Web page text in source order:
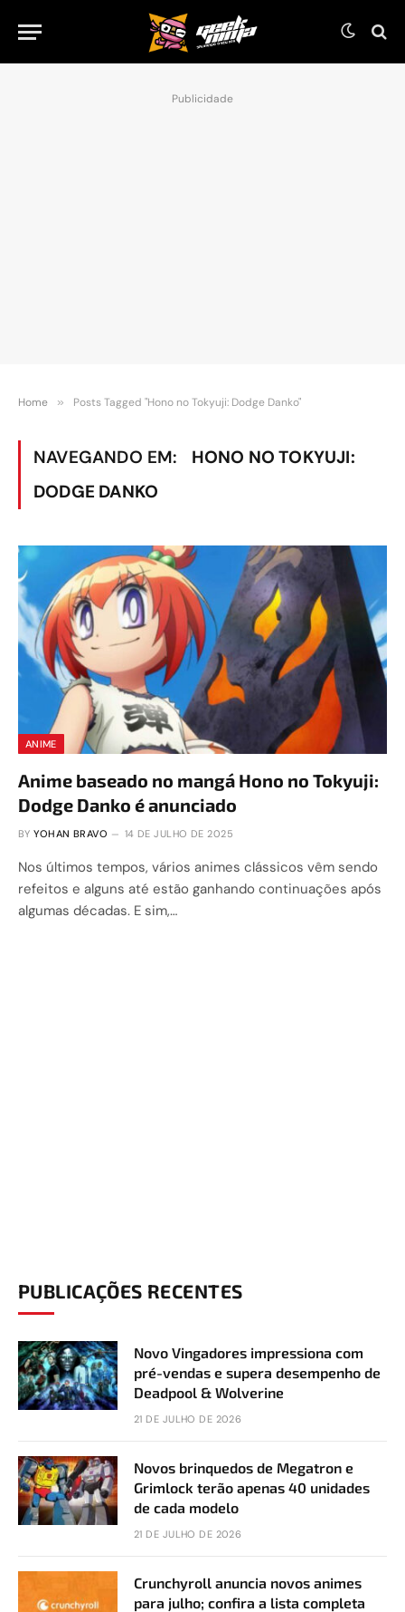
Publicidade
Home » Posts Tagged "Hono no Tokyuji: Dodge Danko"
NAVEGANDO EM:
HONO NO TOKYUJI:
DODGE DANKO
ANIME
Anime baseado no mangá Hono no Tokyuji:
Dodge Danko é anunciado
BY YOHAN BRAVO 14 DE JULHO DE 2025
Nos últimos tempos, vários animes clássicos vêm sendo
refeitos e alguns até estão ganhando continuações após
algumas décadas. E sim,…
PUBLICAÇÕES RECENTES
Novo Vingadores impressiona com
pré-vendas e supera desempenho de
Deadpool & Wolverine
21 DE JULHO DE 2026
Novos brinquedos de Megatron e
Grimlock terão apenas 40 unidades
de cada modelo
21 DE JULHO DE 2026
Crunchyroll anuncia novos animes
para julho; confira a lista completa